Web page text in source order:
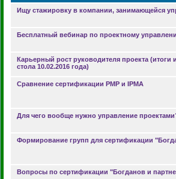
Ищу стажировку в компании, занимающейся
Бесплатный вебинар по проектному
Карьерный рост руководителя проекта (итоги
стола 10.02.2016 года)
Сравнение сертификации PMP и IPMA
Для чего вообще нужно управление
Формирование групп для сертификации
Вопросы по сертификации "Богданов и